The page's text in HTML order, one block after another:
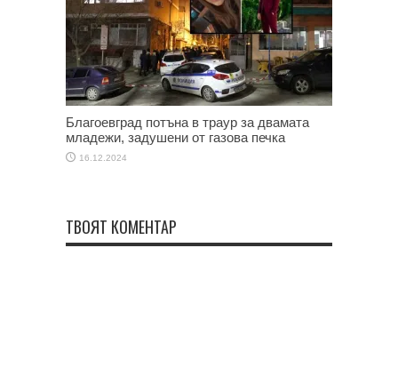
Благоевград потъна в траур за двамата
младежи, задушени от газова печка
16.12.2024
ТВОЯТ КОМЕНТАР